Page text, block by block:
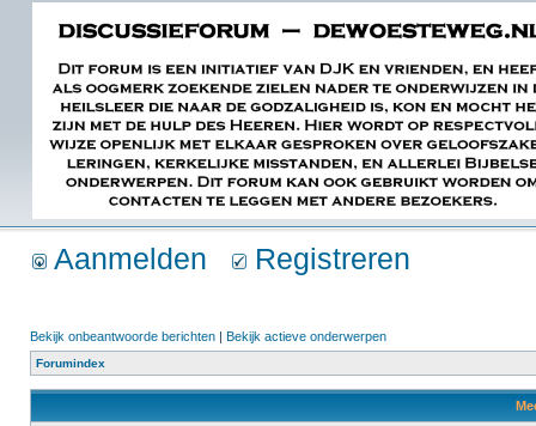
Aanmelden Registreren
Bekijk onbeantwoorde berichten | Bekijk actieve onderwerpen
Forumindex